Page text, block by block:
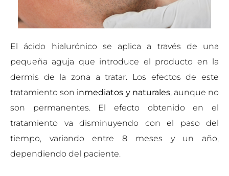
El ácido hialurónico se aplica a través de una
pequeña aguja que introduce el producto en la
dermis de la zona a tratar. Los efectos de este
tratamiento son inmediatos y naturales, aunque no
son permanentes. El efecto obtenido en el
tratamiento va disminuyendo con el paso del
tiempo, variando entre 8 meses y un año,
dependiendo del paciente.